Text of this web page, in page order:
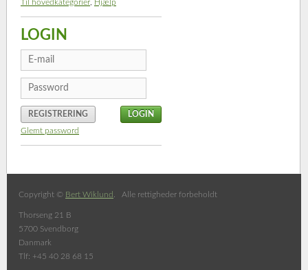
Til hovedkategorier Hjælp
LOGIN
REGISTRERING
Glemt password
Copyright © Bert Wiklund . Alle rettigheder forbeholdt
Thorseng 21 B
5700 Svendborg
Danmark
Tlf: +45 40 28 68 15